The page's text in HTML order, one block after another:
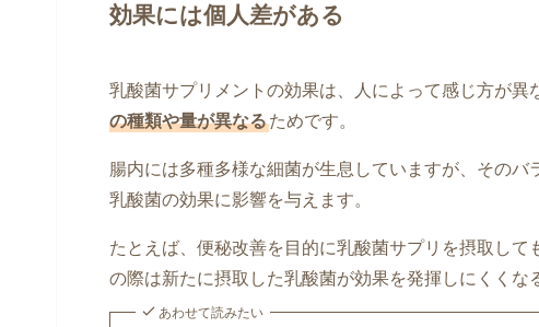
効果には個人差がある
乳酸菌サプリメントの効果は、人によって感じ方が異
の種類や量が異なるためです。
腸内には多種多様な細菌が生息していますが、そのバ
乳酸菌の効果に影響を与えます。
たとえば、便秘改善を目的に乳酸菌サプリを摂取し
の際は新たに摂取した乳酸菌が効果を発揮しにくくな
あわせて読みたい